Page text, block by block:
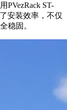
PVezRack ST-
安装效率，不仅
稳固。